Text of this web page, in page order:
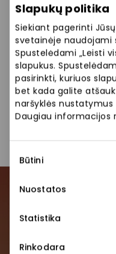
Slapukų politika
Siekiant pagerinti
svetainėje naudojami
Spustelėdami „Leisti
slapukus.
pasirinkti, kuriuos
bet kada galite
naršyklės nustatymus
Daugiau informacijos
pasirinkimas
Būtini
Nuostatos
Statistika
Rinkodara
šalis: LP EXPRESS
Estijoje.
Siūlome platų
registruotos siuntos,
paslaugos.
Pašto paslaugos
Pirmieji sužinokite